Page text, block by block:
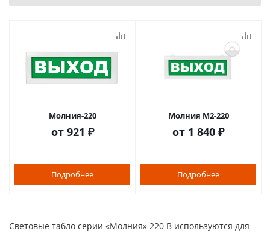
Молния-220
от 921 ₽
Подробнее
Молния М2-220
от 1 840 ₽
Подробнее
Световые табло серии «Молния» 220 В используются для